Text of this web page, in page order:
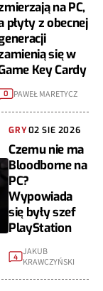
na PC,
płyty z obecnej
się w
Key Cardy
0 PAWEŁ MARETYCZ
GRY02 SIE 2026
Czemu nie ma
Bloodborne na
PC?
Wypowiada
się były szef
PlayStation
4 JAKUB
KRAWCZYŃSKI